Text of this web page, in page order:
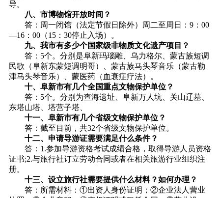
导。
八、市博物馆开放时间？
答：周一闭馆（法定节假日除外）周二至周日：9：00
—16：00（15：30停止入场）。
九、我市有多少个国家级非物质文化遗产项目？
答：5个。分别是阜新玛瑙雕、乌力格尔、蒙古族短调
民歌（阜新东蒙短调明哥）、蒙古族马头琴音乐（蒙古勒
津马头琴音乐）、蒙医药（血衰症疗法）。
十、阜新市有几个全国重点文物保护单位？
答：5个。分别为查海遗址、阜新万人坑、关山辽墓、
东塔山塔、塔营子塔、
十一、阜新市有几个省级文物保护单位？
答：截至目前，共32个省级文物保护单位。
十二、申请导游证需要满足什么条件？
答：1.参加导游资格考试成绩合格，取得导游人员资格
证书;2.与旅行社订立劳动合同或者在相关旅游行业组织注
册。
十三、设立旅行社需要提供什么材料？如何办理？
答：所需材料：①出资人身份证明；②企业法人营业